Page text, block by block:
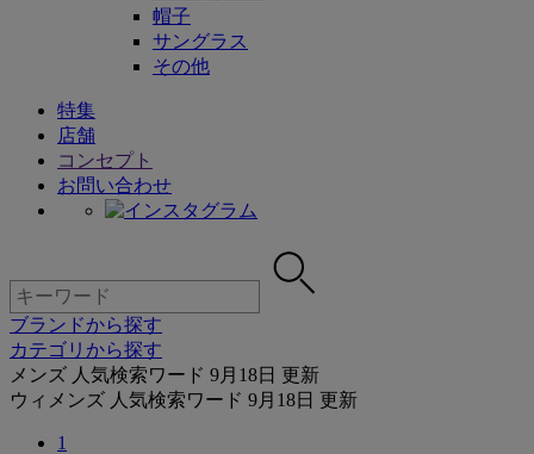
帽子
サングラス
その他
特集
店舗
コンセプト
お問い合わせ
ブランドから探す
カテゴリから探す
メンズ 人気検索ワード 9月18日 更新
ウィメンズ 人気検索ワード 9月18日 更新
1